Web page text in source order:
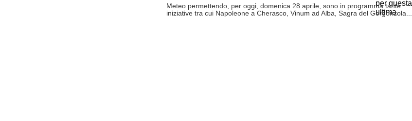
Meteo permettendo, per oggi, domenica 28 aprile, sono in programma tante
iniziative tra cui Napoleone a Cherasco, Vinum ad Alba, Sagra del Gorgonzola...